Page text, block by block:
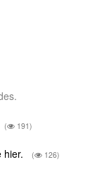
( 191)
hier. ( 126)